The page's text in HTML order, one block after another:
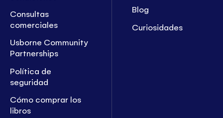
Consultas
comerciales
Usborne Community
Partnerships
Política de
seguridad
Cómo comprar los
libros
Blog
Curiosidades